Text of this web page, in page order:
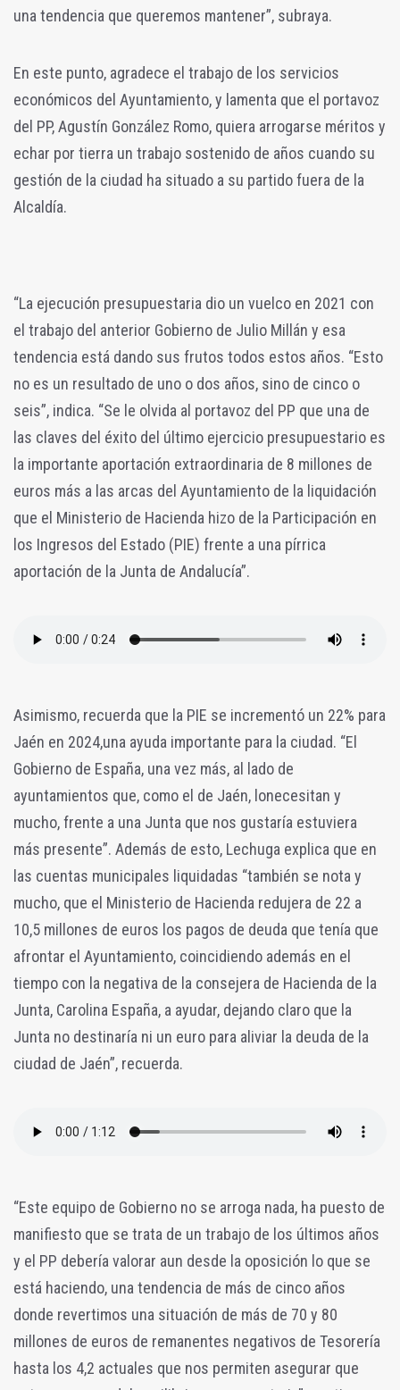
una tendencia que queremos mantener”, subraya.
En este punto, agradece el trabajo de los servicios
económicos del Ayuntamiento, y lamenta que el portavoz
del PP, Agustín González Romo, quiera arrogarse méritos y
echar por tierra un trabajo sostenido de años cuando su
gestión de la ciudad ha situado a su partido fuera de la
Alcaldía.
“La ejecución presupuestaria dio un vuelco en 2021 con
el trabajo del anterior Gobierno de Julio Millán y esa
tendencia está dando sus frutos todos estos años. “Esto
no es un resultado de uno o dos años, sino de cinco o
seis”, indica. “Se le olvida al portavoz del PP que una de
las claves del éxito del último ejercicio presupuestario es
la importante aportación extraordinaria de 8 millones de
euros más a las arcas del Ayuntamiento de la liquidación
que el Ministerio de Hacienda hizo de la Participación en
los Ingresos del Estado (PIE) frente a una pírrica
aportación de la Junta de Andalucía”.
Asimismo, recuerda que la PIE se incrementó un 22% para
Jaén en 2024,una ayuda importante para la ciudad. “El
Gobierno de España, una vez más, al lado de
ayuntamientos que, como el de Jaén, lonecesitan y
mucho, frente a una Junta que nos gustaría estuviera
más presente”. Además de esto, Lechuga explica que en
las cuentas municipales liquidadas “también se nota y
mucho, que el Ministerio de Hacienda redujera de 22 a
10,5 millones de euros los pagos de deuda que tenía que
afrontar el Ayuntamiento, coincidiendo además en el
tiempo con la negativa de la consejera de Hacienda de la
Junta, Carolina España, a ayudar, dejando claro que la
Junta no destinaría ni un euro para aliviar la deuda de la
ciudad de Jaén”, recuerda.
“Este equipo de Gobierno no se arroga nada, ha puesto de
manifiesto que se trata de un trabajo de los últimos años
y el PP debería valorar aun desde la oposición lo que se
está haciendo, una tendencia de más de cinco años
donde revertimos una situación de más de 70 y 80
millones de euros de remanentes negativos de Tesorería
hasta los 4,2 actuales que nos permiten asegurar que